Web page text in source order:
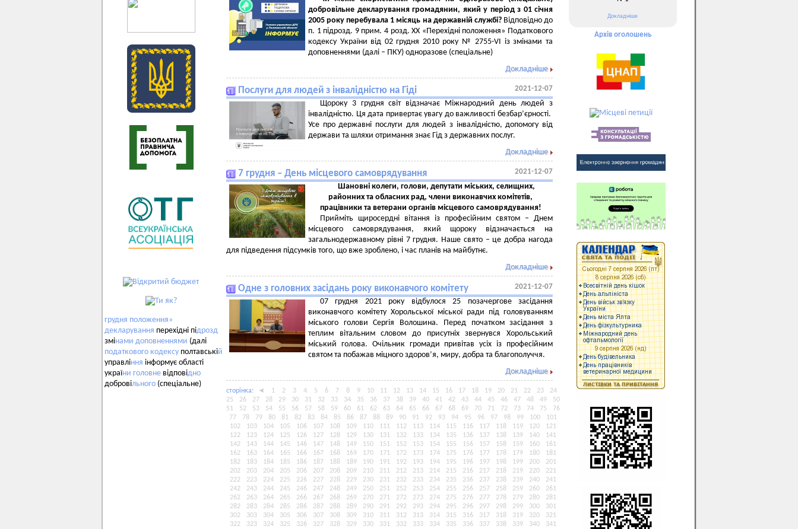
грудня положення»
декларування перехідні підрозд
змінами доповненнями (далі
податкового кодексу полтавській
управління інформує області
україни головне відповідно
добровільного (спеціальне)
добровільне декларування громадянин, який у період з 01 січня
2005 року перебувала 1 місяць на державній службі? Відповідно до
п. 1 підрозд. 9 прим. 4 розд. ХХ «Перехідні положення» Податкового
кодексу України від 02 грудня 2010 року № 2755-VI із змінами та
доповненнями (далі – ПКУ) одноразове (спеціальне)
Докладніше
Послуги для людей з інвалідністю на Гіді 2021-12-07
Щороку 3 грудня світ відзначає Міжнародний день людей з
інвалідністю. Ця дата привертає увагу до важливості безбар’єрності.
Усе про державні послуги для людей з інвалідністю, допомогу від
держави та шляхи отримання знає Гід з державних послуг.
Докладніше
7 грудня – День місцевого самоврядування 2021-12-07
Шановні колеги, голови, депутати міських, селищних,
районних та обласних рад, члени виконавчих комітетів,
працівники та ветерани органів місцевого самоврядування!
Прийміть щиросердні вітання із професійним святом – Днем
місцевого самоврядування, який щороку відзначається на
загальнодержавному рівні 7 грудня. Наше свято – це добра нагода
для підведення підсумків того, що вже зроблено, і час планів на майбутнє.
Докладніше
Одне з головних засідань року виконавчого комітету 2021-12-07
07 грудня 2021 року відбулося 25 позачергове засідання
виконавчого комітету Хорольської міської ради під головуванням
міського голови Сергія Волошина. Перед початком засідання з
теплим вітальним словом до присутніх звернувся Хорольський
міський голова. Очільник громади привітав усіх із професійним
святом та побажав міцного здоров’я, миру, добра та благополуччя.
Докладніше
сторiнка: ◄ 1 2 3 4 5 6 7 8 9 10 11 12 13 14 15 16 17 18 19 20 21 22 23
24
25
26 27 28 29 30 31 32 33 34 35 36 37 38 39 40 41 42 43 44 45 46 47 48 49
50
51
52 53 54 55 56 57 58 59 60 61 62 63 64 65 66 67 68 69 70 71 72 73 74 75
76
77
78 79 80 81 82 83 84 85 86 87 88 89 90 91 92 93 94 95 96 97 98 99 100
101
102
103 104 105 106 107 108 109 110 111 112 113 114 115 116 117 118 119 120
121
122
123 124 125 126 127 128 129 130 131 132 133 134 135 136 137 138 139 140
141
142
143 144 145 146 147 148 149 150 151 152 153 154 155 156 157 158 159 160
161
162
163 164 165 166 167 168 169 170 171 172 173 174 175 176 177 178 179 180
181
182
183 184 185 186 187 188 189 190 191 192 193 194 195 196 197 198 199 200
201
202
203 204 205 206 207 208 209 210 211 212 213 214 215 216 217 218 219 220
221
222
223 224 225 226 227 228 229 230 231 232 233 234 235 236 237 238 239 240
241
242
243 244 245 246 247 248 249 250 251 252 253 254 255 256 257 258 259 260
261
262
263 264 265 266 267 268 269 270 271 272 273 274 275 276 277 278 279 280
281
282
283 284 285 286 287 288 289 290 291 292 293 294 295 296 297 298 299 300
301
302
303 304 305 306 307 308 309 310 311 312 313 314 315 316 317 318 319 320
321
322
323 324 325 326 327 328 329 330 331 332 333 334 335 336 337 338 339 340 341
Докладніше
Архів оголошень